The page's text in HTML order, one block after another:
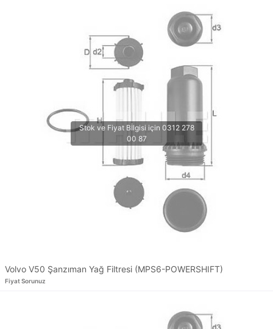
Volvo V50 Şanzıman Yağ Filtresi (MPS6-POWERSHIFT)
Fiyat Sorunuz